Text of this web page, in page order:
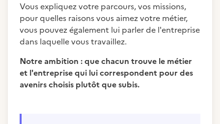
Vous expliquez votre parcours, vos missions,
pour quelles raisons vous aimez votre métier,
vous pouvez également lui parler de l'entreprise
dans laquelle vous travaillez.
Notre ambition : que chacun trouve le métier
et l'entreprise qui lui correspondent pour des
avenirs choisis plutôt que subis.